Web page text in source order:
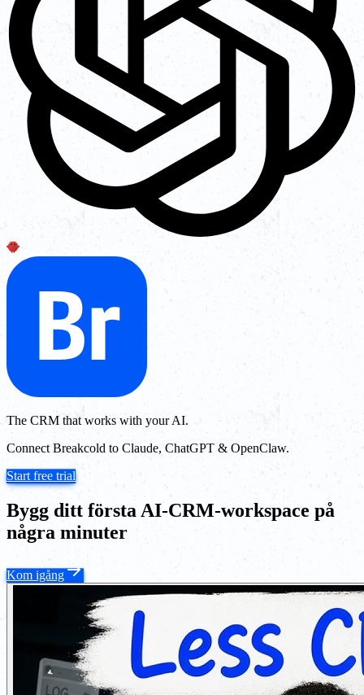
The CRM that works with your AI.
Connect Breakcold to Claude, ChatGPT & OpenClaw.
Start free trial
Bygg ditt första AI-CRM-workspace på
några minuter
Kom igång